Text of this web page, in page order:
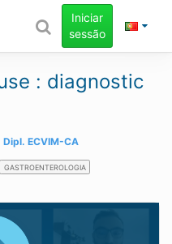
Iniciar
sessão
: diagnostic
Dipl. ECVIM-CA
GASTROENTEROLOGIA